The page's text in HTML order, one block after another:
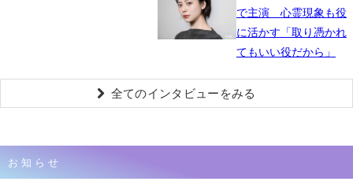
で主演 心霊現象も役
に活かす「取り憑かれ
てもいい役だから」
全てのインタビューをみる
お知らせ